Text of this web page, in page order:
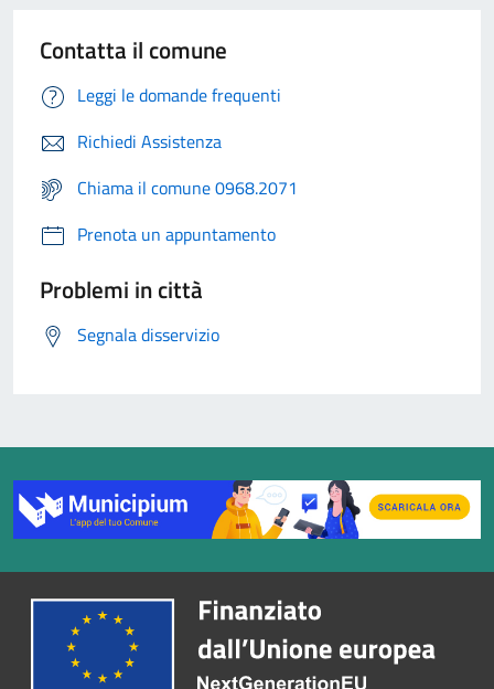
Contatta il comune
Leggi le domande frequenti
Richiedi Assistenza
Chiama il comune 0968.2071
Prenota un appuntamento
Problemi in città
Segnala disservizio